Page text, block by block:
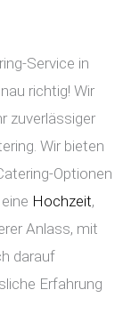
Service in
richtig! Wir
zuverlässiger
Wir bieten
Optionen
Hochzeit,
Anlass, mit
darauf
Erfahrung